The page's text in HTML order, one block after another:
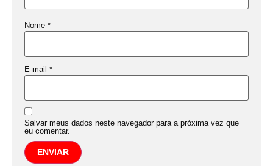
Nome *
E-mail *
Salvar meus dados neste navegador para a próxima vez que
eu comentar.